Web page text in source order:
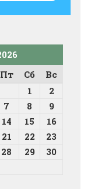
Пт Сб
Вс
1
2
7 8
9
14 15
16
21 22
23
28 29
30